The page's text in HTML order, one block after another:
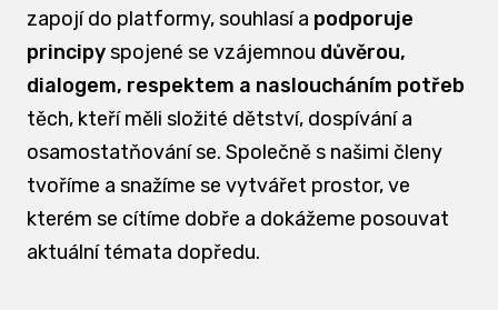
zapojí do platformy, souhlasí a podporuje
principyspojené se vzájemnou důvěrou,
dialogem, respektem a nasloucháním potřeb
těch, kteří měli složité dětství, dospívání a
osamostatňování se. Společně s našimi členy
tvoříme a snažíme se vytvářet prostor, ve
kterém se cítíme dobře a dokážeme posouvat
aktuální témata dopředu.